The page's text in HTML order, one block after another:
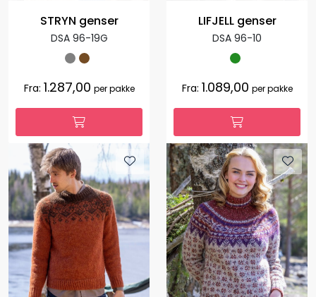
STRYN genser
DSA 96-19G
Fra: 1.287,00 per pakke
LIFJELL genser
DSA 96-10
Fra: 1.089,00 per pakke